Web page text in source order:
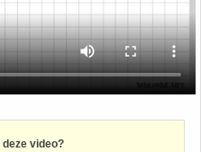
video?
verbanden
met formules